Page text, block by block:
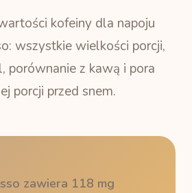
kofeiny dla napoju
wszystkie wielkości porcji,
porównanie z kawą i pora
porcji przed snem.
zawiera 118 mg